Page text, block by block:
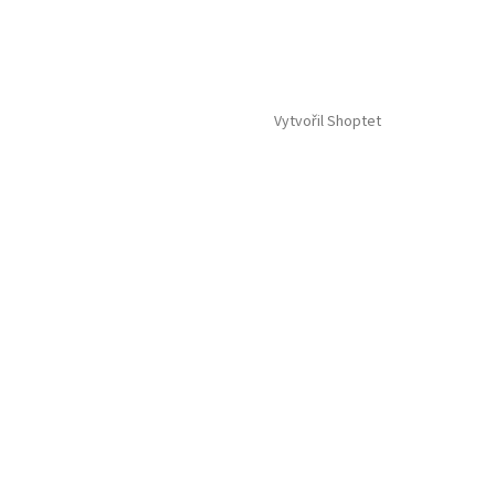
Vytvořil Shoptet